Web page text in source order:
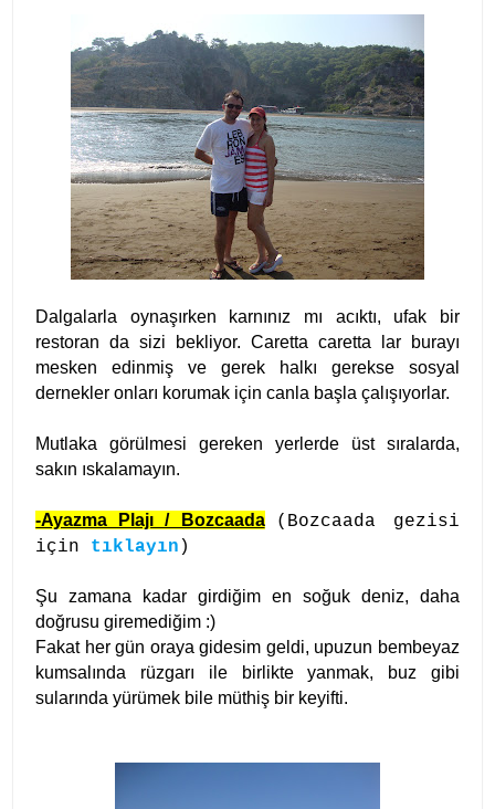
Dalgalarla oynaşırken karnınız mı acıktı, ufak bir
restoran da sizi bekliyor. Caretta caretta lar burayı
mesken edinmiş ve gerek halkı gerekse sosyal
dernekler onları korumak için canla başla çalışıyorlar.
Mutlaka görülmesi gereken yerlerde üst sıralarda,
sakın ıskalamayın.
-Ayazma Plajı / Bozcaada
(Bozcaada gezisi
için tıklayın )
Şu zamana kadar girdiğim en soğuk deniz, daha
doğrusu giremediğim :)
Fakat her gün oraya gidesim geldi, upuzun bembeyaz
kumsalında rüzgarı ile birlikte yanmak, buz gibi
sularında yürümek bile müthiş bir keyifti.